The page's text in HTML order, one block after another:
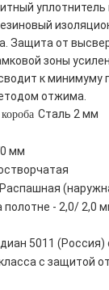
уплотнитель
Защита от
зоны
к минимуму
отжима.
Сталь 2 мм
мм
Распашная
полотне - 2,0/ 2,0
5011
с защитой от